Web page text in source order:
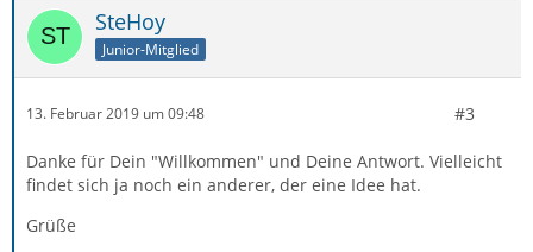
SteHoy
Junior-Mitglied
13. Februar 2019 um 09:48 #3
Danke für Dein "Willkommen" und Deine Antwort. Vielleicht
findet sich ja noch ein anderer, der eine Idee hat.
Grüße